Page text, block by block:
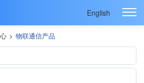
English
> 物联通信产品